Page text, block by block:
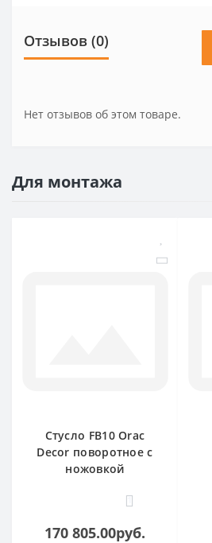
Отзывов (0)
Нет отзывов об этом товаре.
Для монтажа
Стусло FB10 Orac
Decor поворотное с
ножовкой
1
170 805.00руб.